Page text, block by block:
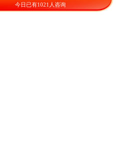
今日已有1021人咨询